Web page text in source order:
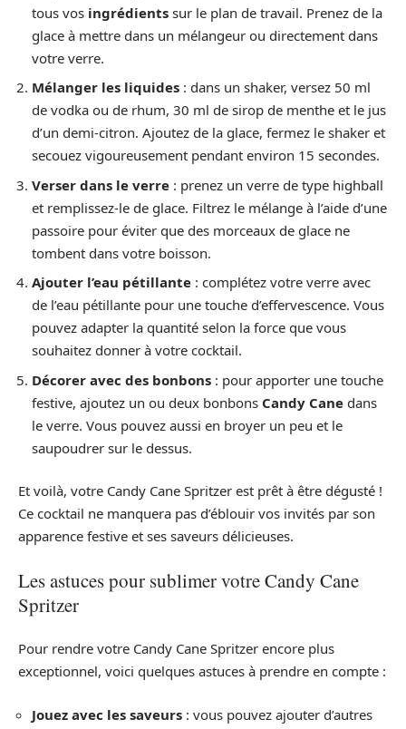
tous vos ingrédients sur le plan de travail. Prenez de la
glace à mettre dans un mélangeur ou directement dans
votre verre.
Mélanger les liquides : dans un shaker, versez 50 ml
de vodka ou de rhum, 30 ml de sirop de menthe et le jus
d’un demi-citron. Ajoutez de la glace, fermez le shaker et
secouez vigoureusement pendant environ 15 secondes.
Verser dans le verre : prenez un verre de type highball
et remplissez-le de glace. Filtrez le mélange à l’aide d’une
passoire pour éviter que des morceaux de glace ne
tombent dans votre boisson.
Ajouter l’eau pétillante : complétez votre verre avec
de l’eau pétillante pour une touche d’effervescence. Vous
pouvez adapter la quantité selon la force que vous
souhaitez donner à votre cocktail.
Décorer avec des bonbons : pour apporter une touche
festive, ajoutez un ou deux bonbons Candy Cane dans
le verre. Vous pouvez aussi en broyer un peu et le
saupoudrer sur le dessus.
Et voilà, votre Candy Cane Spritzer est prêt à être dégusté !
Ce cocktail ne manquera pas d’éblouir vos invités par son
apparence festive et ses saveurs délicieuses.
Les astuces pour sublimer votre Candy Cane
Spritzer
Pour rendre votre Candy Cane Spritzer encore plus
exceptionnel, voici quelques astuces à prendre en compte :
Jouez avec les saveurs : vous pouvez ajouter d’autres